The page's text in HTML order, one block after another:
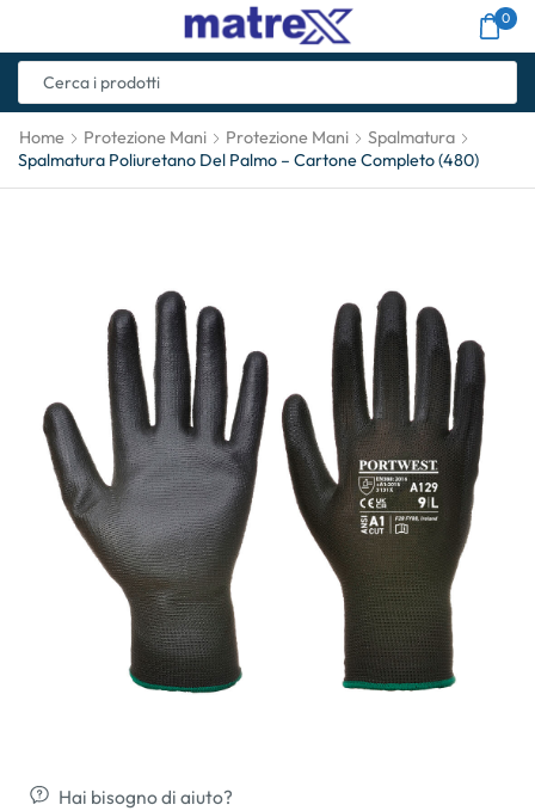
0
Home Protezione Mani Protezione Mani
Spalmatura
Spalmatura Poliuretano Del Palmo – Cartone Completo (480)
Hai bisogno di aiuto?